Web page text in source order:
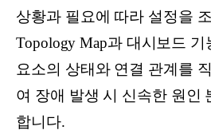
상황과 필요에 따라 설정을
Topology Map과 대시보드
요소의 상태와 연결 관계를
여 장애 발생 시 신속한 원인
합니다.